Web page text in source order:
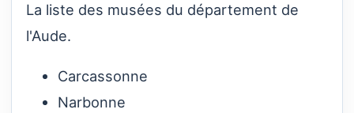
La liste des musées du département de
l'Aude.
Carcassonne
Narbonne